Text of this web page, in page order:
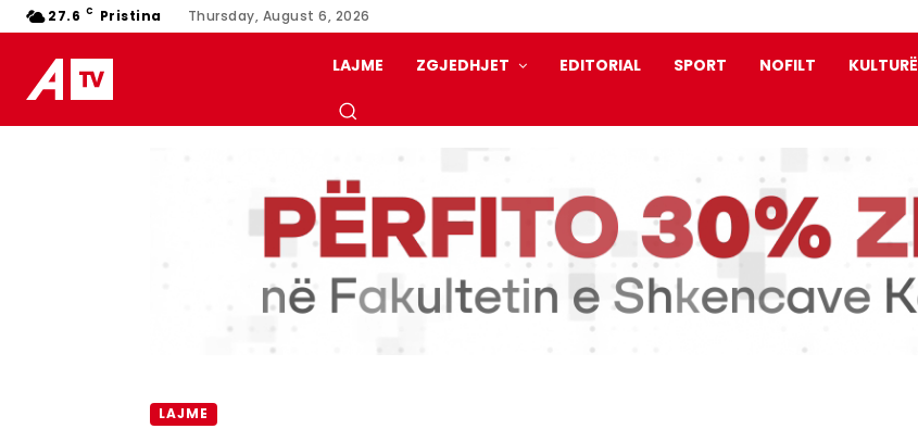
27.6 C Pristina Thursday, August 6, 2026
LAJME ZGJEDHJET EDITORIAL SPORT NOFILT KULTURË
LAJME